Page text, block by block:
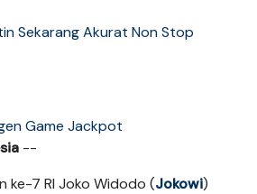
Sekarang Akurat Non Stop
Game Jackpot
--
ke-7 RI Joko Widodo (Jokowi)